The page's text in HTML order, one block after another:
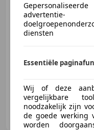
Autobedrijf Weldam
NL-7641 LH WIERDEN
advertentie-
diensten
Essentiële
Wij of deze
vergelijkbare
noodzakelijk zijn
de goede werking
worden